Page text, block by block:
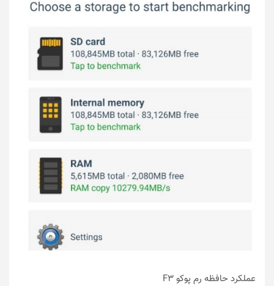
عملکرد حافظه رم پوکو F3